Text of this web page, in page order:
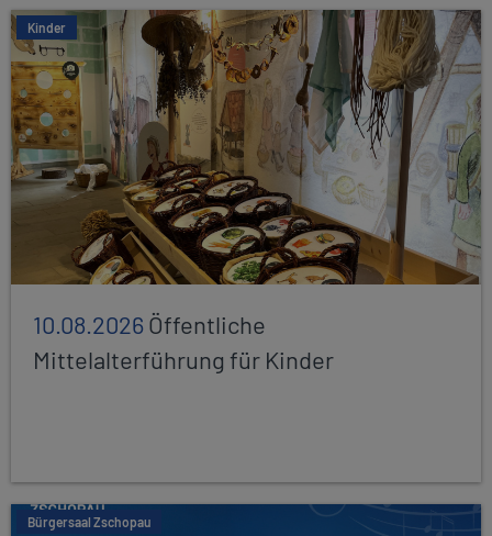
Kinder
10.08.2026Öffentliche
Mittelalterführung für Kinder
Bürgersaal Zschopau